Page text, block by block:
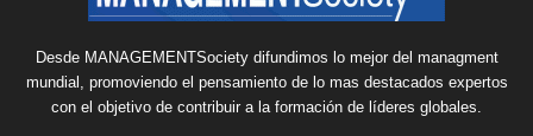
Desde MANAGEMENTSociety difundimos lo mejor del managment
mundial, promoviendo el pensamiento de lo mas destacados expertos
con el objetivo de contribuir a la formación de líderes globales.